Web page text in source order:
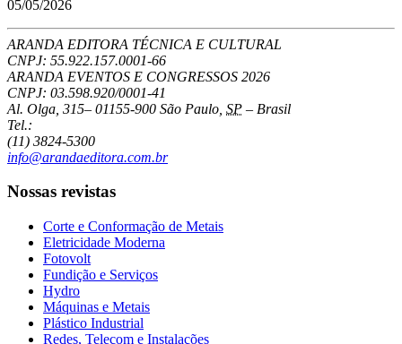
05/05/2026
ARANDA EDITORA TÉCNICA E CULTURAL
CNPJ: 55.922.157.0001-66
ARANDA EVENTOS E CONGRESSOS 2026
CNPJ: 03.598.920/0001-41
Al. Olga, 315– 01155-900 São Paulo SP – Brasil
Tel.:
(11) 3824-5300
info@arandaeditora.com.br
Nossas revistas
Corte e Conformação de Metais
Eletricidade Moderna
Fotovolt
Fundição e Serviços
Hydro
Máquinas e Metais
Plástico Industrial
Redes, Telecom e Instalações